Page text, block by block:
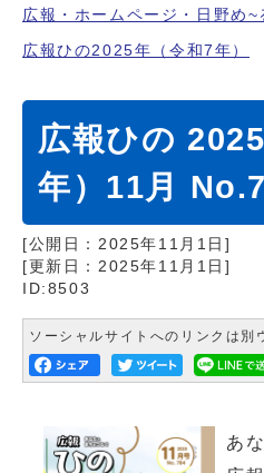
広報・ホームページ・日野め~
広報ひの2025年（令和7年）
広報ひの
年）11月
[公開日： 2025年11月1日 ]
[更新日： 2025年11月1日 ]
ID:8503
ソーシャルサイトへのリンクは別
あ